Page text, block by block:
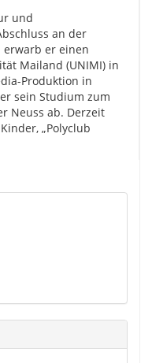
und
an der
erwarb er einen
Mailand (UNIMI) in
Produktion in
sein Studium zum
Neuss ab. Derzeit
„Polyclub